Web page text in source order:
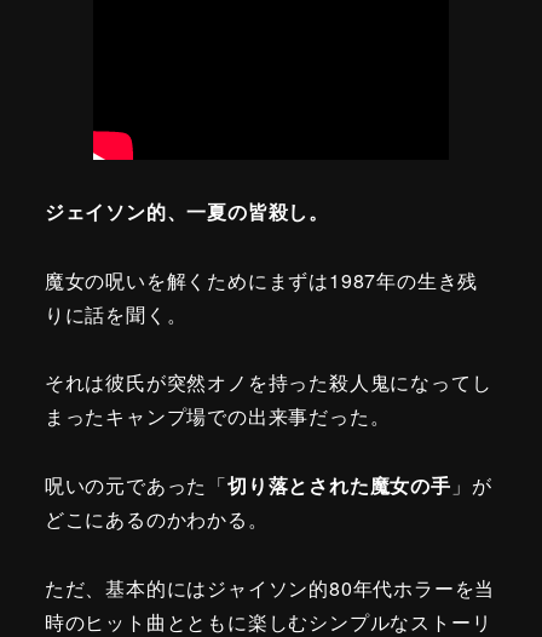
ジェイソン的、一夏の皆殺し。
魔女の呪いを解くためにまずは1987年の生き残
りに話を聞く。
それは彼氏が突然オノを持った殺人鬼になってし
まったキャンプ場での出来事だった。
呪いの元であった「切り落とされた魔女の手 」が
どこにあるのかわかる。
ただ、基本的にはジャイソン的80年代ホラーを当
時のヒット曲とともに楽しむシンプルなストーリ